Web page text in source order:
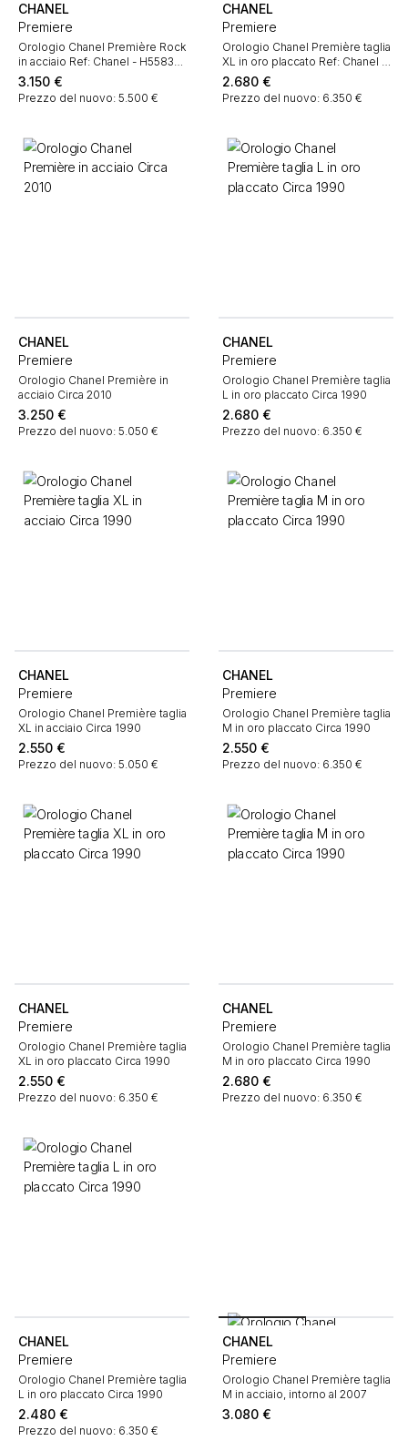
CHANEL
Premiere
Orologio Chanel Première Rock
in acciaio Ref: Chanel - H5583
Circa 2019
3.150 €
Prezzo del nuovo: 5.500 €
CHANEL
Premiere
Orologio Chanel Première taglia
XL in oro placcato Ref: Chanel -
H0001 Circa 1990
2.680 €
Prezzo del nuovo: 6.350 €
CHANEL
Premiere
Orologio Chanel Première in
acciaio Circa 2010
3.250 €
Prezzo del nuovo: 5.050 €
CHANEL
Premiere
Orologio Chanel Première taglia
L in oro placcato Circa 1990
2.680 €
Prezzo del nuovo: 6.350 €
CHANEL
Premiere
Orologio Chanel Première taglia
XL in acciaio Circa 1990
2.550 €
Prezzo del nuovo: 5.050 €
CHANEL
Premiere
Orologio Chanel Première taglia
M in oro placcato Circa 1990
2.550 €
Prezzo del nuovo: 6.350 €
CHANEL
Premiere
Orologio Chanel Première taglia
XL in oro placcato Circa 1990
2.550 €
Prezzo del nuovo: 6.350 €
CHANEL
Premiere
Orologio Chanel Première taglia
M in oro placcato Circa 1990
2.680 €
Prezzo del nuovo: 6.350 €
CHANEL
Premiere
Orologio Chanel Première taglia
L in oro placcato Circa 1990
2.480 €
Prezzo del nuovo: 6.350 €
CHANEL
Premiere
Orologio Chanel Première taglia
M in acciaio, intorno al 2007
3.080 €